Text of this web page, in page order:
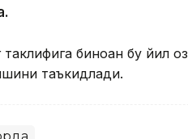
биноан бу йил
таъкидлади.